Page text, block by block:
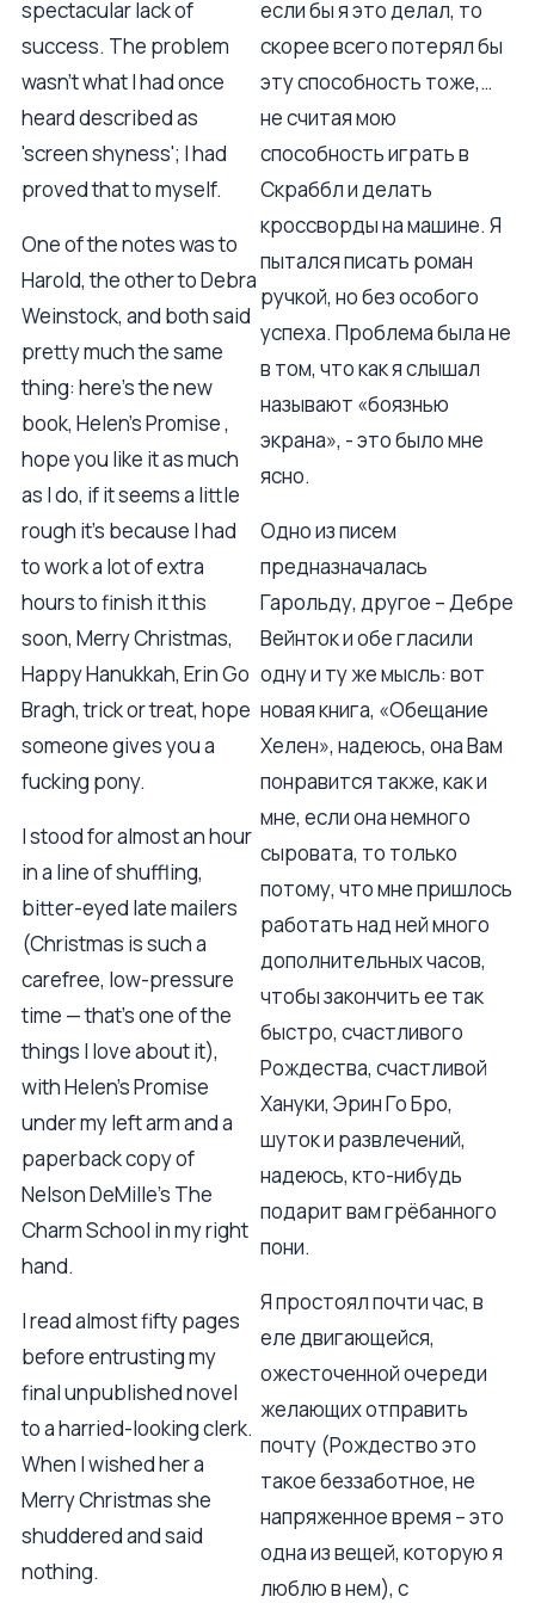
spectacular lack of
success. The problem
wasn't what I had once
heard described as
'screen shyness'; I had
proved that to myself.
One of the notes was to
Harold, the other to Debra
Weinstock, and both said
pretty much the same
thing: here's the new
book, Helen's Promise ,
hope you like it as much
as I do, if it seems a little
rough it's because I had
to work a lot of extra
hours to finish it this
soon, Merry Christmas,
Happy Hanukkah, Erin Go
Bragh, trick or treat, hope
someone gives you a
fucking pony.
I stood for almost an hour
in a line of shuffling,
bitter-eyed late mailers
(Christmas is such a
carefree, low-pressure
time — that's one of the
things I love about it),
with Helen's Promise
under my left arm and a
paperback copy of
Nelson DeMille's The
Charm School in my right
hand.
I read almost fifty pages
before entrusting my
final unpublished novel
to a harried-looking clerk.
When I wished her a
Merry Christmas she
shuddered and said
nothing.
если бы я это делал, то
скорее всего потерял бы
эту способность тоже,…
не считая мою
способность играть в
Скраббл и делать
кроссворды на машине. Я
пытался писать роман
ручкой, но без особого
успеха. Проблема была не
в том, что как я слышал
называют «боязнью
экрана», - это было мне
ясно.
Одно из писем
предназначалась
Гарольду, другое – Дебре
Вейнток и обе гласили
одну и ту же мысль: вот
новая книга, «Обещание
Хелен», надеюсь, она Вам
понравится также, как и
мне, если она немного
сыровата, то только
потому, что мне пришлось
работать над ней много
дополнительных часов,
чтобы закончить ее так
быстро, счастливого
Рождества, счастливой
Хануки, Эрин Го Бро,
шуток и развлечений,
надеюсь, кто-нибудь
подарит вам грёбанного
пони.
Я простоял почти час, в
еле двигающейся,
ожесточенной очереди
желающих отправить
почту (Рождество это
такое беззаботное, не
напряженное время – это
одна из вещей, которую я
люблю в нем), с